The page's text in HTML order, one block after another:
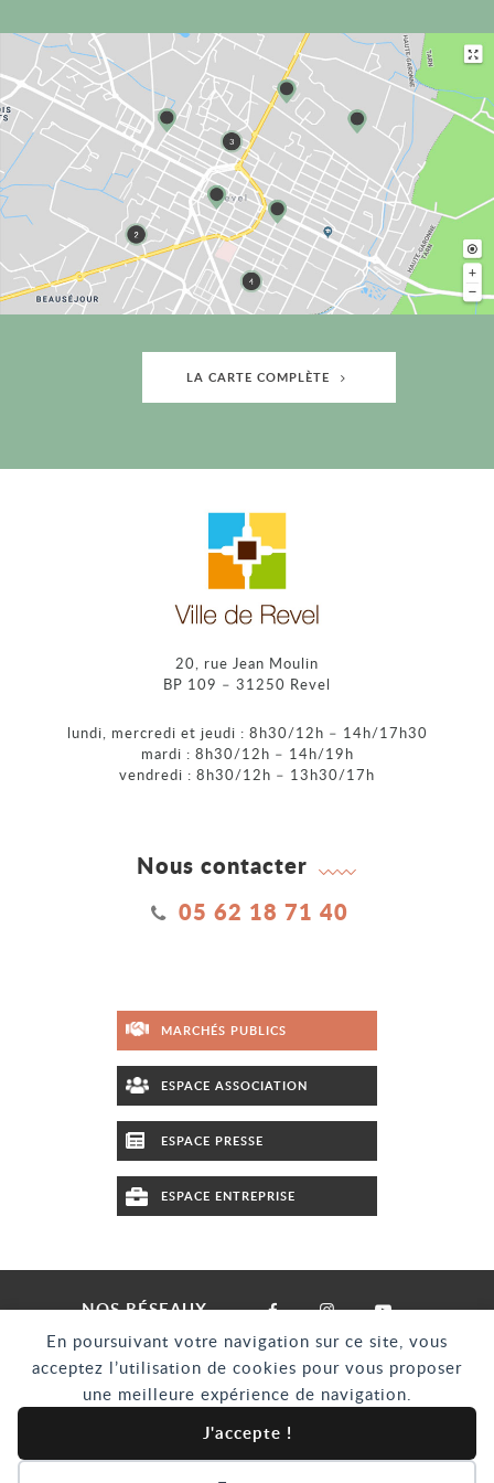
En poursuivant votre navigation sur ce site, vous
acceptez l’utilisation de cookies pour vous proposer
une meilleure expérience de navigation.
J'accepte !
LA CARTE COMPLÈTE
20, rue Jean Moulin
BP 109 – 31250 Revel
lundi, mercredi et jeudi : 8h30/12h – 14h/17h30
mardi : 8h30/12h – 14h/19h
vendredi : 8h30/12h – 13h30/17h
Nous contacter
05 62 18 71 40
MARCHÉS PUBLICS
ESPACE ASSOCIATION
ESPACE PRESSE
ESPACE ENTREPRISE
NOS RÉSEAUX
MENTIONS LÉGALES
CRÉDITS
ACCESSIBILITÉ : PARTIELLEMENT CONFORME